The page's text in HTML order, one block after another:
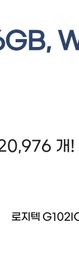
개!
로지텍